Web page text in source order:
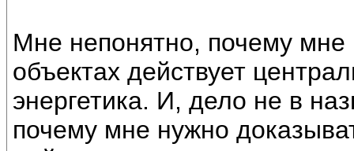
Мне непонятно, почему
объектах действует
энергетика. И, дело не в
почему мне нужно